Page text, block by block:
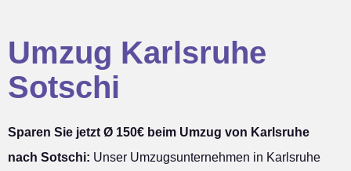
Umzug Karlsruhe
Sotschi
Sparen Sie jetzt Ø 150€ beim Umzug von Karlsruhe
nach Sotschi: Unser Umzugsunternehmen in Karlsruhe